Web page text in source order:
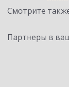
Смотрите
Партнеры в